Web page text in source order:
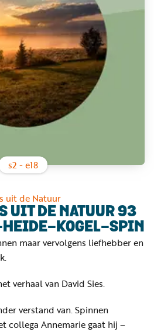
s2 - e18
uit de Natuur
UIT DE NATUUR 93
KOGEL-SPIN
maar vervolgens liefhebber en
verhaal van David Sies.
verstand van. Spinnen
collega Annemarie gaat hij –